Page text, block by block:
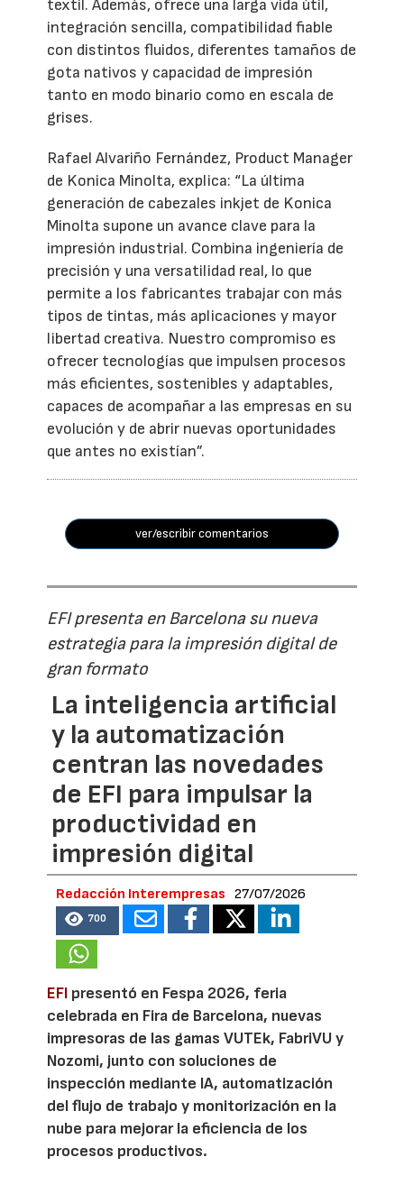
textil. Además, ofrece una larga vida útil,
integración sencilla, compatibilidad fiable
con distintos fluidos, diferentes tamaños de
gota nativos y capacidad de impresión
tanto en modo binario como en escala de
grises.
Rafael Alvariño Fernández, Product Manager
de Konica Minolta, explica: “La última
generación de cabezales inkjet de Konica
Minolta supone un avance clave para la
impresión industrial. Combina ingeniería de
precisión y una versatilidad real, lo que
permite a los fabricantes trabajar con más
tipos de tintas, más aplicaciones y mayor
libertad creativa. Nuestro compromiso es
ofrecer tecnologías que impulsen procesos
más eficientes, sostenibles y adaptables,
capaces de acompañar a las empresas en su
evolución y de abrir nuevas oportunidades
que antes no existían”.
ver/escribir comentarios
EFI presenta en Barcelona su nueva
estrategia para la impresión digital de
gran formato
La inteligencia artificial
y la automatización
centran las novedades
de EFI para impulsar la
productividad en
impresión digital
Redacción Interempresas 27/07/2026
700
EFI presentó en Fespa 2026, feria
celebrada en Fira de Barcelona, nuevas
impresoras de las gamas VUTEk, FabriVU y
Nozomi, junto con soluciones de
inspección mediante IA, automatización
del flujo de trabajo y monitorización en la
nube para mejorar la eficiencia de los
procesos productivos.